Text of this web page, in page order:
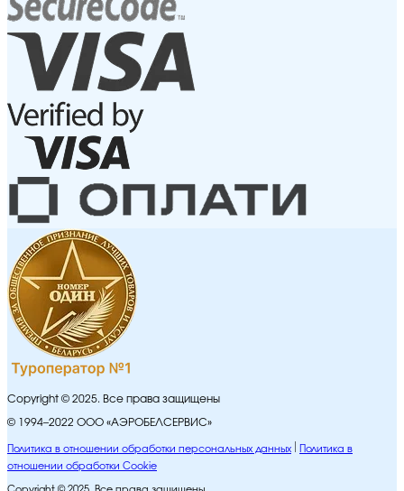
Copyright © 2025. Все права защищены
© 1994–2022 ООО «АЭРОБЕЛСЕРВИС»
Политика в отношении обработки персональных данных
Политика в
отношении обработки Cookie